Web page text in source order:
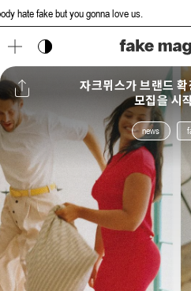
fake but you gonna love us.
다크 모드 토글
자크뮈스가 브랜드
모집을 시
news